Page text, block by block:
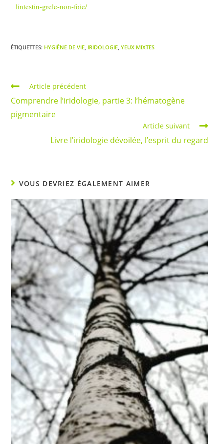
lintestin-grele-non-foie/
ÉTIQUETTES: HYGIÈNE DE VIE IRIDOLOGIE YEUX MIXTES
Article précédent
Comprendre l’iridologie, partie 3: l’hématogène
pigmentaire
Article suivant
Livre l’iridologie dévoilée, l’esprit du regard
VOUS DEVRIEZ ÉGALEMENT AIMER